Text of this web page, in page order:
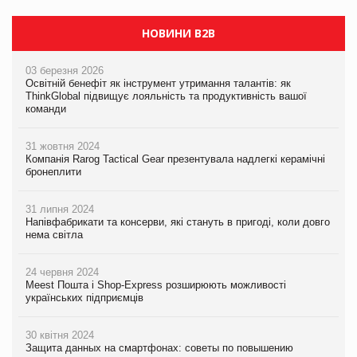
НОВИНИ B2B
03 березня 2026
Освітній бенефіт як інструмент утримання талантів: як
ThinkGlobal підвищує лояльність та продуктивність вашої
команди
31 жовтня 2024
Компанія Rarog Tactical Gear презентувала надлегкі керамічні
бронеплити
31 липня 2024
Напівфабрикати та консерви, які стануть в пригоді, коли довго
нема світла
24 червня 2024
Meest Пошта і Shop-Express розширюють можливості
українських підприємців
30 квітня 2024
Защита данных на смартфонах: советы по повышению